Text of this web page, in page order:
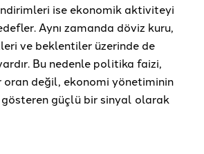
indirimleri ise ekonomik aktiviteyi
Aynı zamanda döviz kuru,
ve beklentiler üzerinde de
Bu nedenle politika faizi,
oran değil, ekonomi yönetiminin
güçlü bir sinyal olarak